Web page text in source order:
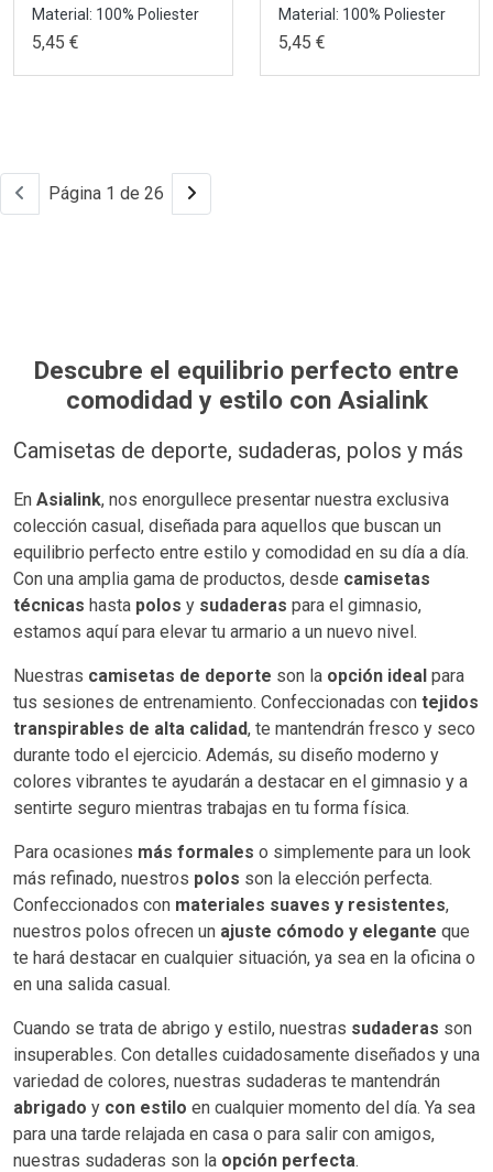
Material: 100% Poliester
5,45 €
Material: 100% Poliester
5,45 €
Página 1 de 26
Descubre el equilibrio perfecto entre
comodidad y estilo con Asialink
Camisetas de deporte, sudaderas, polos y más
En Asialink, nos enorgullece presentar nuestra exclusiva
colección casual, diseñada para aquellos que buscan un
equilibrio perfecto entre estilo y comodidad en su día a día.
Con una amplia gama de productos, desde camisetas
técnicas hasta polos y sudaderas para el gimnasio,
estamos aquí para elevar tu armario a un nuevo nivel.
Nuestras camisetas de deporte son la opción ideal para
tus sesiones de entrenamiento. Confeccionadas con tejidos
transpirables de alta calidad, te mantendrán fresco y seco
durante todo el ejercicio. Además, su diseño moderno y
colores vibrantes te ayudarán a destacar en el gimnasio y a
sentirte seguro mientras trabajas en tu forma física.
Para ocasiones más formales o simplemente para un look
más refinado, nuestros polos son la elección perfecta.
Confeccionados con materiales suaves y resistentes,
nuestros polos ofrecen un ajuste cómodo y elegante que
te hará destacar en cualquier situación, ya sea en la oficina o
en una salida casual.
Cuando se trata de abrigo y estilo, nuestras sudaderas son
insuperables. Con detalles cuidadosamente diseñados y una
variedad de colores, nuestras sudaderas te mantendrán
abrigado y con estilo en cualquier momento del día. Ya sea
para una tarde relajada en casa o para salir con amigos,
nuestras sudaderas son la opción perfecta.